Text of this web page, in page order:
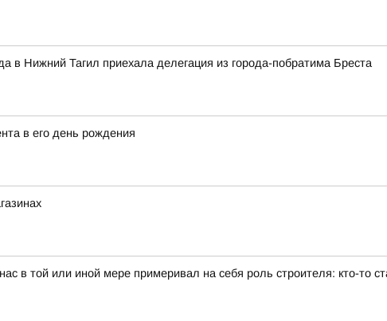
в Нижний Тагил приехала делегация из города-побратима Бреста
в его день рождения
в той или иной мере примеривал на себя роль строителя: кто-то